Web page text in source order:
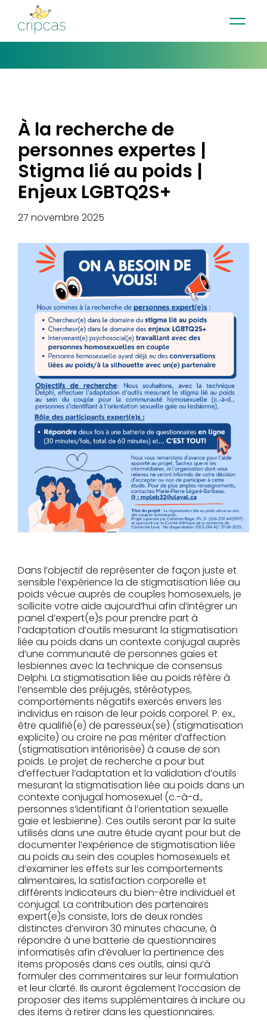
Contact English
À la recherche de
personnes expertes |
Stigma lié au poids |
Enjeux LGBTQ2S+
27 novembre 2025
Dans l’objectif de représenter de façon juste et
sensible l’expérience la de stigmatisation liée au
poids vécue auprès de couples homosexuels, je
sollicite votre aide aujourd’hui afin d’intégrer un
panel d’expert(e)s pour prendre part à
l’adaptation d’outils mesurant la stigmatisation
liée au poids dans un contexte conjugal auprès
d’une communauté de personnes gaies et
lesbiennes avec la technique de consensus
Delphi. La stigmatisation liée au poids réfère à
l’ensemble des préjugés, stéréotypes,
comportements négatifs exercés envers les
individus en raison de leur poids corporel. P. ex.,
être qualifié(e) de paresseux(se) (stigmatisation
explicite) ou croire ne pas mériter d’affection
(stigmatisation intériorisée) à cause de son
poids. Le projet de recherche a pour but
d’effectuer l’adaptation et la validation d’outils
mesurant la stigmatisation liée au poids dans un
contexte conjugal homosexuel (c.-à-d.,
personnes s’identifiant à l’orientation sexuelle
gaie et lesbienne). Ces outils seront par la suite
utilisés dans une autre étude ayant pour but de
documenter l’expérience de stigmatisation liée
au poids au sein des couples homosexuels et
d’examiner les effets sur les comportements
alimentaires, la satisfaction corporelle et
différents indicateurs du bien-être individuel et
conjugal. La contribution des partenaires
expert(e)s consiste, lors de deux rondes
distinctes d’environ 30 minutes chacune, à
répondre à une batterie de questionnaires
informatisés afin d’évaluer la pertinence des
items proposés dans ces outils, ainsi qu’à
formuler des commentaires sur leur formulation
et leur clarté. Ils auront également l’occasion de
proposer des items supplémentaires à inclure ou
des items à retirer dans les questionnaires.